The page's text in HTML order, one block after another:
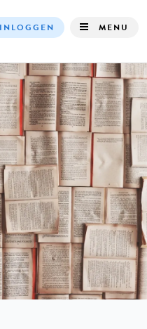
navigation
INLOGGEN MENU